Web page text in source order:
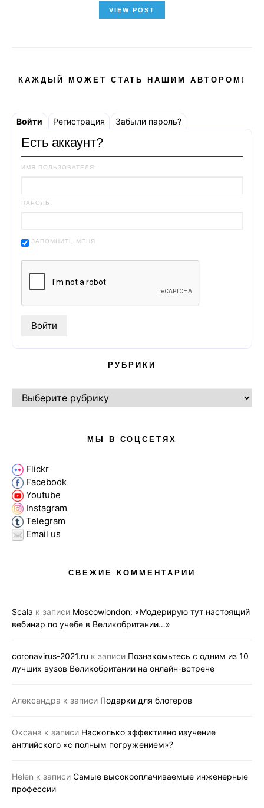
VIEW POST
КАЖДЫЙ МОЖЕТ СТАТЬ НАШИМ АВТОРОМ!
Войти Регистрация Забыли пароль?
Есть аккаунт?
ИМЯ ПОЛЬЗОВАТЕЛЯ:
ПАРОЛЬ:
ЗАПОМНИТЬ МЕНЯ
РУБРИКИ
МЫ В СОЦСЕТЯХ
Flickr
Facebook
Youtube
Instagram
Telegram
Email us
СВЕЖИЕ КОММЕНТАРИИ
Scala к записи Moscowlondon: «Модерирую тут настоящий
вебинар по учебе в Великобритании…»
coronavirus-2021.ru к записи Познакомьтесь с одним из 10
лучших вузов Великобритании на онлайн-встрече
Александра к записи Подарки для блогеров
Оксана к записи Насколько эффективно изучение
английского «с полным погружением»?
Helen к записи Самые высокооплачиваемые инженерные
профессии